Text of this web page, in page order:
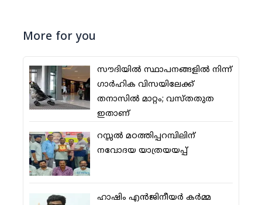
More for you
സൗദിയില്‍ സ്ഥാപനങ്ങളില്‍ നിന്ന്
ഗാര്‍ഹിക വിസയിലേക്ക്
തനാസില്‍ മാറ്റം; വസ്തതുത
ഇതാണ്
റസ്സല്‍ മഠത്തിപ്പറമ്പിലിന്
നവോദയ യാത്രയയപ്പ്
ഹാഷിം എന്‍ജിനീയര്‍ കര്‍മ്മ